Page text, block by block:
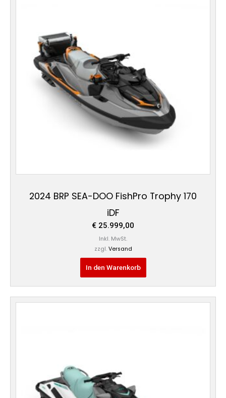
2024 BRP SEA-DOO FishPro Trophy 170
iDF
€ 25.999,00
Inkl. MwSt.
zzgl. Versand
In den Warenkorb